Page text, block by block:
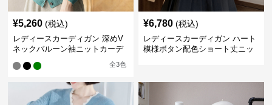
¥5,260 (税込)
レディースカーディガン 深めV
ネックバルーン袖ニットカーデ
全3色
¥6,780 (税込)
レディースカーディガン ハート
模様ボタン配色ショート丈ニッ